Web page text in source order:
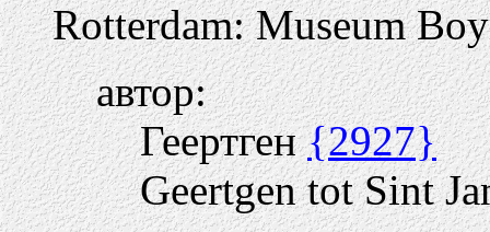
Rotterdam: Museum
автор:
Геертген{2927}
Geertgen tot Sint